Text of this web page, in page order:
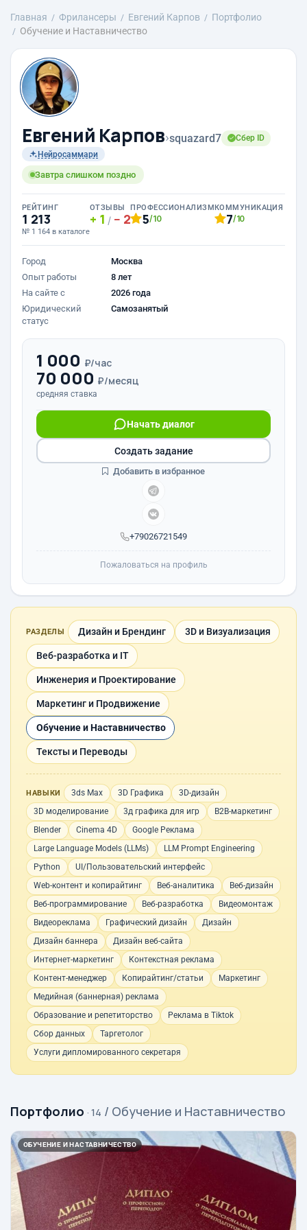
Главная Фрилансеры Евгений Карпов
Портфолио
Обучение и Наставничество
Евгений Карпов›squazard7
Сбер ID
Нейросаммари
Завтра слишком поздно
РЕЙТИНГ
1 213
№ 1 164 в каталоге
ОТЗЫВЫ
1 / 2
ПРОФЕССИОНАЛИЗМ
5/10
КОММУНИКАЦИЯ
7/10
Город
Москва
Опыт работы
8 лет
На сайте с
2026 года
Юридический
статус
Самозанятый
1 000 ₽/час
70 000 ₽/месяц
средняя ставка
+79026721549
Начать диалог
Создать задание
Добавить в избранное
Пожаловаться на профиль
РАЗДЕЛЫ Дизайн и Брендинг 3D и Визуализация
Веб-разработка и IT
Инженерия и Проектирование
Маркетинг и Продвижение
Обучение и Наставничество
Тексты и Переводы
НАВЫКИ 3ds Max 3D Графика
3D-дизайн
3D моделирование
3д графика для игр
B2B-маркетинг
Blender
Cinema 4D
Google Реклама
Large Language Models (LLMs)
LLM Prompt Engineering
Python
UI/Пользовательский интерфейс
Web-контент и копирайтинг
Веб-аналитика
Веб-дизайн
Веб-программирование
Веб-разработка
Видеомонтаж
Видеореклама
Графический дизайн
Дизайн
Дизайн баннера
Дизайн веб-сайта
Интернет-маркетинг
Контекстная реклама
Контент-менеджер
Копирайтинг/статьи
Маркетинг
Медийная (баннерная) реклама
Образование и репетиторство
Реклама в Tiktok
Сбор данных
Таргетолог
Услуги дипломированного секретаря
Портфолио · 14 / Обучение и Наставничество
ОБУЧЕНИЕ И НАСТАВНИЧЕСТВО